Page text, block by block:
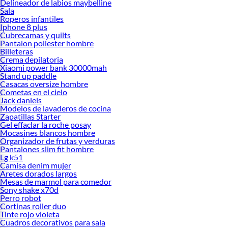
Camisetas de fútbol: pasión que se viste en cada partido
Lascamisetas de fútbol
identidad, orgullo y pasión por una selección o equipo nacional. Durante los
partidos, especialmente en competencias internacionales, vestir una
de selecciónpermite expresar de forma clara el apoyo a un país sin necesidad de
decir una sola palabra. Un estadio lleno de hinchas usando
selecciones nacionales crea un ambiente único y emocionante que todo fanático
del fútbol reconoce al instante.
En Perú, el interés por las
durante eliminatorias o mundiales, sino también en el día a día. Muchos
aficionados eligen usar camisetas de fútbol como parte de su outfit casual,
combinándolas con jeans o zapatillas para un look urbano y deportivo.
Para todos los fanáticos de la selección nacional, tenemos
oficiales para hombres, mujeres y niños en las tallas que necesiten. Ya sea que
quieras la
opciones para que compres tu favorita.
También te ofrecemos camisetas del hincha universitario,
diseños coloridos para los equipos amateur que deseen crear una identidad.
Recuerda que también tenemos
pantalones deportivos
Delineador de labios maybelline
Sala
Roperos infantiles
Iphone 8 plus
Cubrecamas y quilts
Pantalon poliester hombre
Billeteras
Crema depilatoria
Xiaomi power bank 30000mah
Stand up paddle
Casacas oversize hombre
Cometas en el cielo
Jack daniels
Modelos de lavaderos de cocina
Zapatillas Starter
Gel effaclar la roche posay
Mocasines blancos hombre
Organizador de frutas y verduras
Pantalones slim fit hombre
Lg k51
Camisa denim mujer
Aretes dorados largos
Mesas de marmol para comedor
Sony shake x70d
Perro robot
Cortinas roller duo
Tinte rojo violeta
Cuadros decorativos para sala